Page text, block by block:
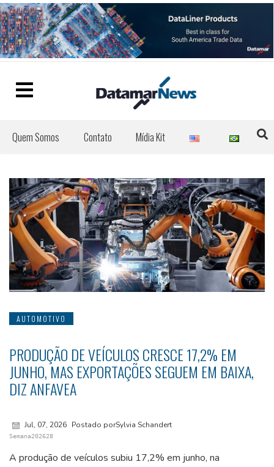
Quem Somos Contato Mídia Kit
AUTOMOTIVO
PRODUÇÃO DE VEÍCULOS CRESCE 17,2% EM
JUNHO, MAS EXPORTAÇÕES SEGUEM EM BAIXA,
DIZ ANFAVEA
Jul, 07, 2026 Postado porSylvia Schandert
Semana202628
A produção de veículos subiu 17,2% em junho, na